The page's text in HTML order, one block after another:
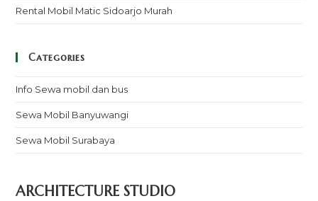
Rental Mobil Matic Sidoarjo Murah
Categories
Info Sewa mobil dan bus
Sewa Mobil Banyuwangi
Sewa Mobil Surabaya
ARCHITECTURE STUDIO